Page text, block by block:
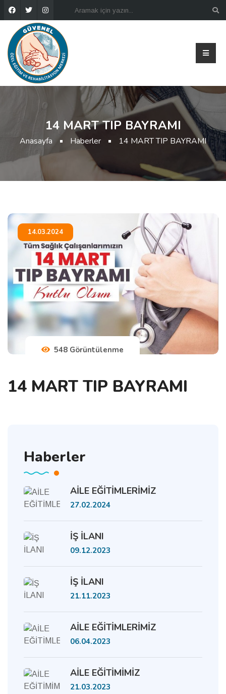
14 MART TIP BAYRAMI
Anasayfa Haberler 14 MART TIP BAYRAMI
14.03.2024
548 Görüntülenme
14 MART TIP BAYRAMI
Haberler
AİLE EĞİTİMLERİMİZ
27.02.2024
İŞ İLANI
09.12.2023
İŞ İLANI
21.11.2023
AİLE EĞİTİMLERİMİZ
06.04.2023
AİLE EĞİTİMİMİZ
21.03.2023